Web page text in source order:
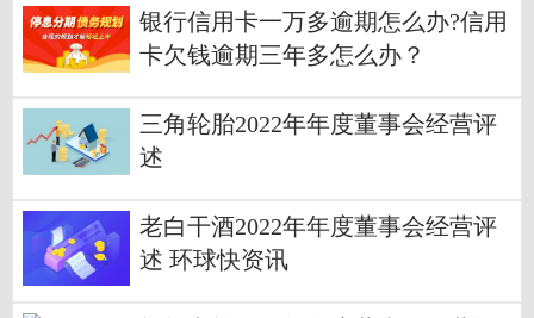
银行信用卡一万多逾期怎么办?信用
卡欠钱逾期三年多怎么办？
三角轮胎2022年年度董事会经营评
述
老白干酒2022年年度董事会经营评
述 环球快资讯